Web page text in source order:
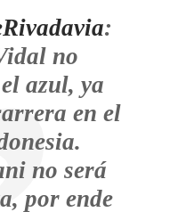
:
no
azul, ya
en el
no será
por ende